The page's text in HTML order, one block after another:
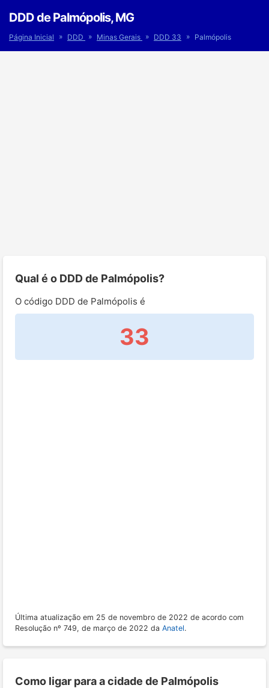
DDD de Palmópolis, MG
Página Inicial » DDD » Minas Gerais » DDD 33 » Palmópolis
Qual é o DDD de Palmópolis?
O código DDD de Palmópolis é
33
Última atualização em 25 de novembro de 2022 de acordo com
Resolução nº 749, de março de 2022 da Anatel.
Como ligar para a cidade de Palmópolis